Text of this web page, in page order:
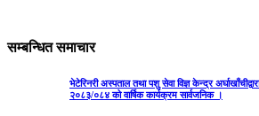
सम्बन्धित समाचार
भेटेरिनरी अस्पताल तथा पशु सेवा विज्ञ केन्द्र
२०८३/०८४ को वार्षिक कार्यक्रम सार्वजनिक ।